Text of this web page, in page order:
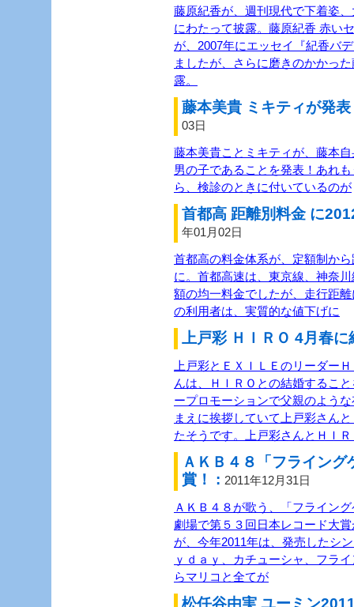
藤原紀香が、週刊現代で下着姿
にわたって披露。藤原紀香 赤い
が、2007年にエッセイ『紀香バ
ましたが、さらに磨きのかかっ
露。
藤本美貴 ミキティが発
03日
藤本美貴ことミキティが、藤本
男の子であることを発表！あれ
ら、検診のときに付いているのが
首都高 距離別料金 に
年01月02日
首都高の料金体系が、定額制か
に。首都高速は、東京線、神奈
額の均一料金でしたが、走行距
の利用者は、実質的な値下げに
上戸彩 ＨＩＲＯ 4月春
上戸彩とＥＸＩＬＥのリーダー
んは、ＨＩＲＯとの結婚するこ
ープロモーションで父親のよう
まえに挨拶していて上戸彩さん
たそうです。上戸彩さんとＨＩ
ＡＫＢ４８「フライン
賞！ : 2011年12月31日
ＡＫＢ４８が歌う、「フライン
劇場で第５３回日本レコード大
が、今年2011年は、発売したシ
ｙｄａｙ、カチューシャ、フラ
らマリコと全てが
松任谷由実 ユーミン